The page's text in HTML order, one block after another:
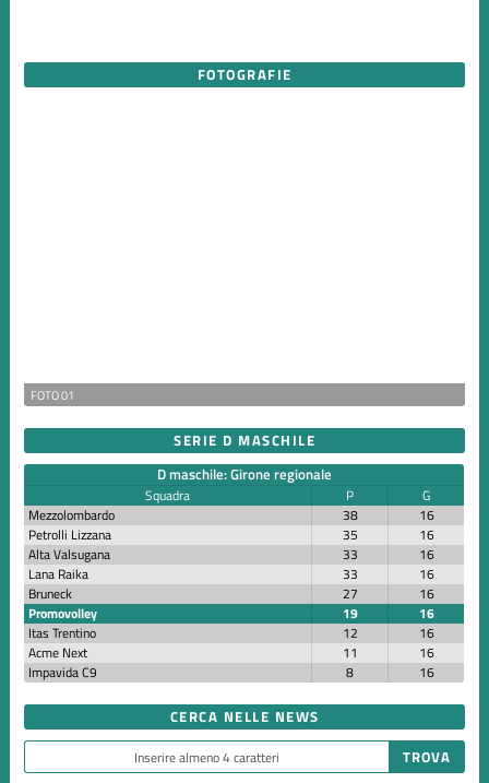
FOTOGRAFIE
FOTO 01
SERIE D MASCHILE
D maschile: Girone regionale
Squadra P
G
Mezzolombardo
38
16
Petrolli Lizzana
35
16
Alta Valsugana
33
16
Lana Raika
33
16
Bruneck
27
16
Promovolley
19
16
Itas Trentino
12
16
Acme Next
11
16
Impavida C9
8 16
CERCA NELLE NEWS